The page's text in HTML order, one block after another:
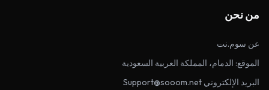
من نحن
عن سوم.نت
الموقع: الدمام، المملكة العربية السعودية
البريد الإلكتروني Support@sooom.net